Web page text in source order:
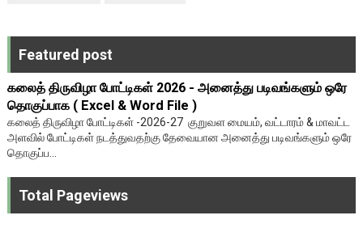
Featured post
கலைத் திருவிழா போட்டிகள் 2026 - அனைத்து படிவங்களும் ஒரே
தொகுப்பாக ( Excel & Word File )
கலைத் திருவிழா போட்டிகள் -2026-27 குறுவள மையம், வட்டாரம் & மாவட்ட
அளவில் போட்டிகள் நடத்துவதற்கு தேவையான அனைத்து படிவங்களும் ஒரே
தொகுப்ப...
Total Pageviews